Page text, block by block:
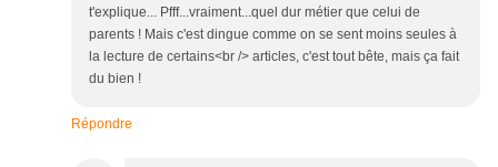
t'explique... Pfff...vraiment...quel dur métier que celui de
parents ! Mais c'est dingue comme on se sent moins seules à
la lecture de certains<br /> articles, c'est tout bête, mais ça fait
du bien !
Répondre